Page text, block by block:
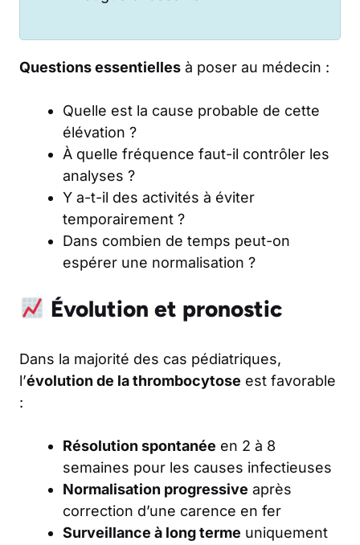
Questions essentielles à poser au médecin :
Quelle est la cause probable de cette
élévation ?
À quelle fréquence faut-il contrôler les
analyses ?
Y a-t-il des activités à éviter
temporairement ?
Dans combien de temps peut-on
espérer une normalisation ?
Évolution et pronostic
Dans la majorité des cas pédiatriques,
l’évolution de la thrombocytose est favorable
:
Résolution spontanée en 2 à 8
semaines pour les causes infectieuses
Normalisation progressive après
correction d’une carence en fer
Surveillance à long terme uniquement